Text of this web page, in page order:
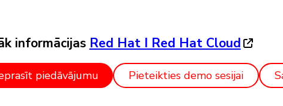
informācijas Red Hat I Red Hat Cloud
piedāvājumu Pieteikties demo sesijai